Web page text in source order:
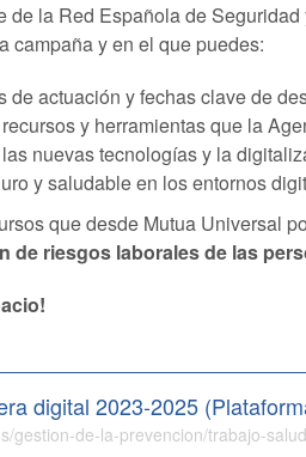
la Red Española de
campaña y en el que puedes:
de actuación y fechas clave de
y herramientas que la
nuevas tecnologías y la
y saludable en los entornos
que desde Mutua Universal
de riesgos laborales de las
digital 2023-2025
gestion-de-la-prevencion/trabajo-